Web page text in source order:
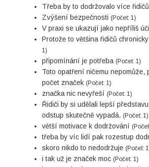
Třeba by to dodržovalo více
Zvýšení bezpečnosti (Počet: 1)
V praxi se ukazují jako nepříliš
Protože to většina řidičů
1)
připomínání je potřeba (Počet: 1)
Toto opatření ničemu nepomůže,
počet značek (Počet: 1)
značka nic nevyřeší (Počet: 1)
Řidiči by si udělali lepší
odstup skutečně vypadá. (Počet: 1)
větší motivace k dodržování
třeba by víc lidí pak rozestup
skoro nikdo to nedodržuje (Počet:
i tak už je značek moc (Počet: 1)